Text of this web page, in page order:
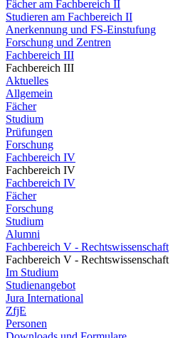
Fächer am Fachbereich II
Studieren am Fachbereich II
Anerkennung und FS-Einstufung
Forschung und Zentren
Fachbereich III
Fachbereich III
Aktuelles
Allgemein
Fächer
Studium
Prüfungen
Forschung
Fachbereich IV
Fachbereich IV
Fachbereich IV
Fächer
Forschung
Studium
Alumni
Fachbereich V - Rechtswissenschaft
Fachbereich V - Rechtswissenschaft
Im Studium
Studienangebot
Jura International
ZfjE
Personen